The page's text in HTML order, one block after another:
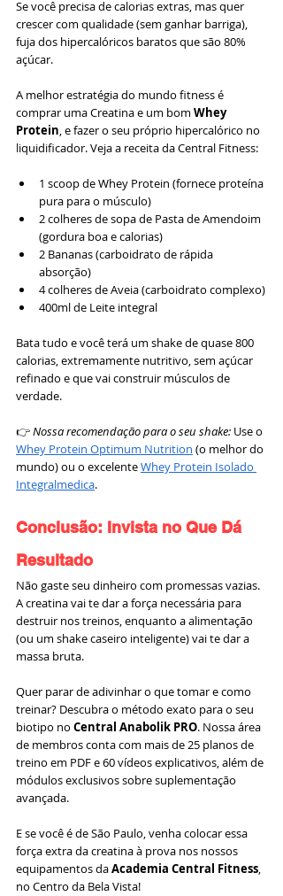
Se você precisa de calorias extras, mas quer
crescer com qualidade (sem ganhar barriga),
fuja dos hipercalóricos baratos que são 80%
açúcar.
A melhor estratégia do mundo fitness é
comprar uma Creatina e um bom Whey
Protein, e fazer o seu próprio hipercalórico no
liquidificador. Veja a receita da Central Fitness:
1 scoop de Whey Protein (fornece proteína
pura para o músculo)
2 colheres de sopa de Pasta de Amendoim
(gordura boa e calorias)
2 Bananas (carboidrato de rápida
absorção)
4 colheres de Aveia (carboidrato complexo)
400ml de Leite integral
Bata tudo e você terá um shake de quase 800
calorias, extremamente nutritivo, sem açúcar
refinado e que vai construir músculos de
verdade.
👉 Nossa recomendação para o seu shake: Use o
Whey Protein Optimum Nutrition (o melhor do
mundo) ou o excelente Whey Protein Isolado
Integralmedica.
Conclusão: Invista no Que Dá
Resultado
Não gaste seu dinheiro com promessas vazias.
A creatina vai te dar a força necessária para
destruir nos treinos, enquanto a alimentação
(ou um shake caseiro inteligente) vai te dar a
massa bruta.
Quer parar de adivinhar o que tomar e como
treinar? Descubra o método exato para o seu
biotipo no Central Anabolik PRO. Nossa área
de membros conta com mais de 25 planos de
treino em PDF e 60 vídeos explicativos, além de
módulos exclusivos sobre suplementação
avançada.
E se você é de São Paulo, venha colocar essa
força extra da creatina à prova nos nossos
equipamentos da Academia Central Fitness,
no Centro da Bela Vista!